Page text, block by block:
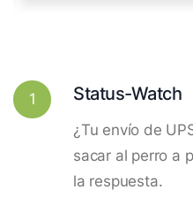
1 Status-Watch
¿Tu envío de
sacar al perro a
la respuesta.